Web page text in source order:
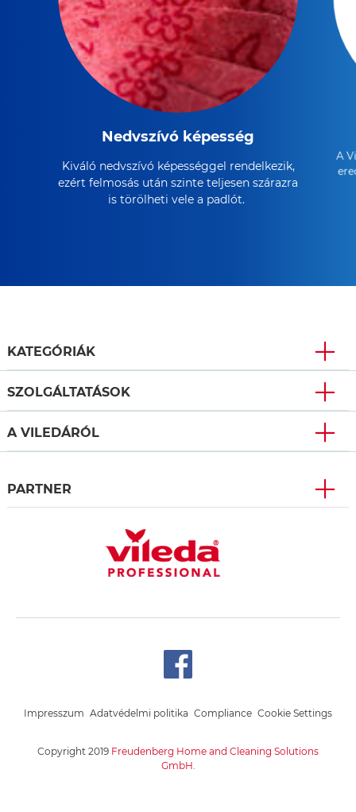
Nedvszívó képesség
Kiváló nedvszívó képességgel rendelkezik,
ezért felmosás után szinte teljesen szárazra
is törölheti vele a padlót.
A
KATEGÓRIÁK
SZOLGÁLTATÁSOK
A VILEDÁRÓL
PARTNER
Copyright 2019 Freudenberg Home and Cleaning Solutions
GmbH.
Impresszum Adatvédelmi politika Compliance Cookie Settings